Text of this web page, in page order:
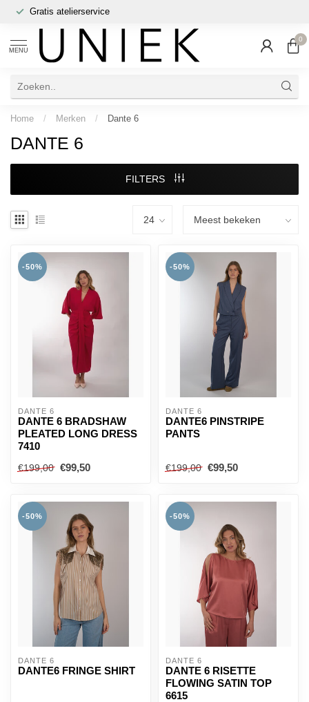
Gratis atelierservice
MENU
0
Home / Merken / Dante 6
DANTE 6
FILTERS
-50%
DANTE 6
DANTE 6 BRADSHAW
PLEATED LONG DRESS
7410
€199,00 €99,50
-50%
DANTE 6
DANTE6 PINSTRIPE
PANTS
€199,00 €99,50
-50%
DANTE 6
DANTE6 FRINGE SHIRT
-50%
DANTE 6
DANTE 6 RISETTE
FLOWING SATIN TOP
6615